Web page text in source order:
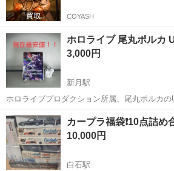
COYASH
ホロライブ 尾丸ポルカ
3,000円
新月駅
ホロライブプロダクション所属、尾丸ポルカ
し、スリーブに入れ、保管しておりました。
傷、白かけ等は見られません。 又、トラブル防
てのご購入をおすすめ致します。。...
宮城 気仙沼市 新月駅 カードゲーム
カープラ福袋❗10点詰め
10,000円
白石駅